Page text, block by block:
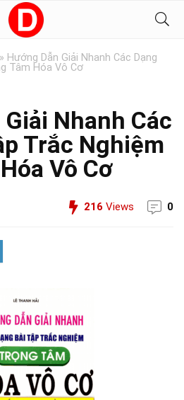
» Hướng Dẫn Giải Nhanh Các Dạng
Tâm Hóa Vô Cơ
Nhanh Các
Trắc Nghiệm
Vô Cơ
216 Views 0